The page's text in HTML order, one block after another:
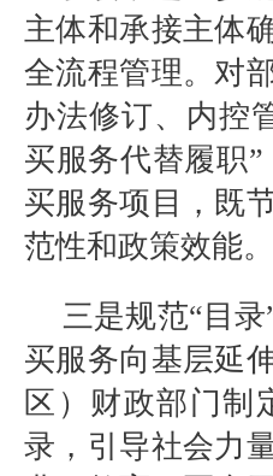
主体和承接主体
全流程管理。对
办法修订、内控
买服务代替履职
买服务项目，既
范性和政策效能。
三是规范“目
买服务向基层延
区）财政部门制
录，引导社会力